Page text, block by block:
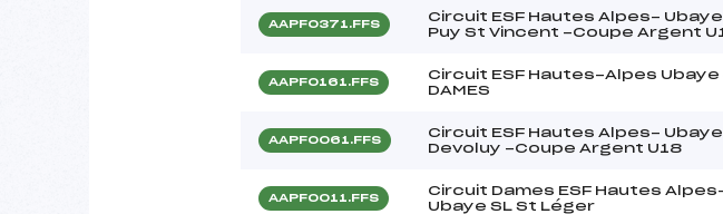
AAPF0371.FFS
Circuit ESF Hautes Alpes- Ubaye
Puy St Vincent -Coupe Argent
AAPF0161.FFS
Circuit ESF Hautes-Alpes Ubaye
DAMES
AAPF0061.FFS
Circuit ESF Hautes Alpes- Ubaye
Devoluy -Coupe Argent U18
AAPF0011.FFS
Circuit Dames ESF Hautes
Ubaye SL St Léger